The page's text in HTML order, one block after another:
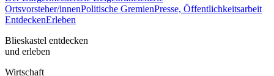
Ortsvorsteher/innenPolitische GremienPresse, Öffentlichkeitsarbeit
EntdeckenErleben
Blieskastel entdecken
und erleben
Wirtschaft